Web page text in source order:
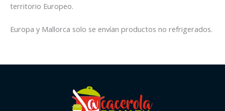
territorio Europeo.
Europa y Mallorca solo se envían productos no refrigerados.